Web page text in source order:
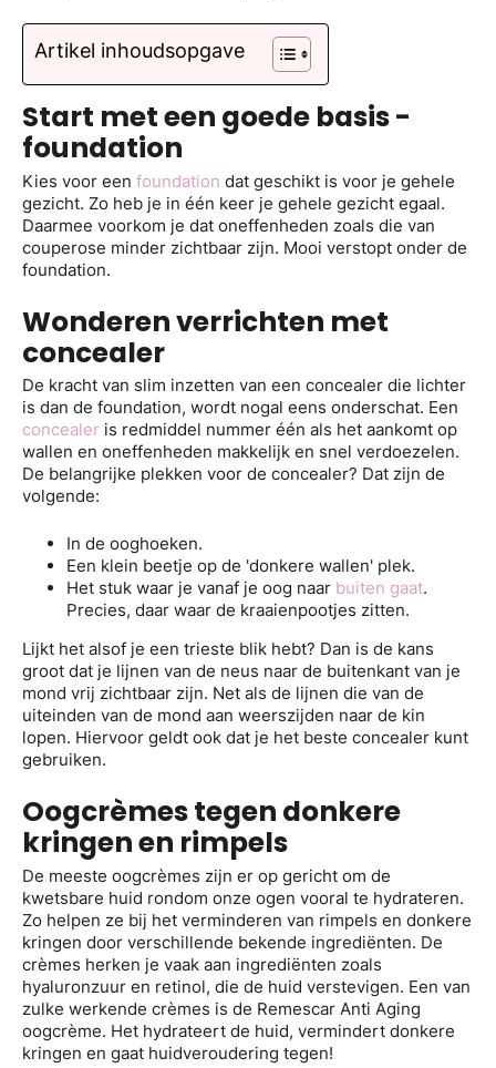
Artikel inhoudsopgave
Start met een goede basis -
foundation
Kies voor een foundation dat geschikt is voor je gehele
gezicht. Zo heb je in één keer je gehele gezicht egaal.
Daarmee voorkom je dat oneffenheden zoals die van
couperose minder zichtbaar zijn. Mooi verstopt onder de
foundation.
Wonderen verrichten met
concealer
De kracht van slim inzetten van een concealer die lichter
is dan de foundation, wordt nogal eens onderschat. Een
concealer is redmiddel nummer één als het aankomt op
wallen en oneffenheden makkelijk en snel verdoezelen.
De belangrijke plekken voor de concealer? Dat zijn de
volgende:
In de ooghoeken.
Een klein beetje op de 'donkere wallen' plek.
Het stuk waar je vanaf je oog naar buiten gaat.
Precies, daar waar de kraaienpootjes zitten.
Lijkt het alsof je een trieste blik hebt? Dan is de kans
groot dat je lijnen van de neus naar de buitenkant van je
mond vrij zichtbaar zijn. Net als de lijnen die van de
uiteinden van de mond aan weerszijden naar de kin
lopen. Hiervoor geldt ook dat je het beste concealer kunt
gebruiken.
Oogcrèmes tegen donkere
kringen en rimpels
De meeste oogcrèmes zijn er op gericht om de
kwetsbare huid rondom onze ogen vooral te hydrateren.
Zo helpen ze bij het verminderen van rimpels en donkere
kringen door verschillende bekende ingrediënten. De
crèmes herken je vaak aan ingrediënten zoals
hyaluronzuur en retinol, die de huid verstevigen. Een van
zulke werkende crèmes is de Remescar Anti Aging
oogcrème. Het hydrateert de huid, vermindert donkere
kringen en gaat huidveroudering tegen!